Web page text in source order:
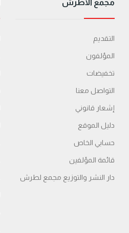
مجمع الأطرش
التقديم
المؤلفون
تخفيضات
التواصل معنا
إشعار قانوني
دليل الموقع
حسابي الخاص
قائمة المؤلفين
دار النشر والتوزيع مجمع لطرش